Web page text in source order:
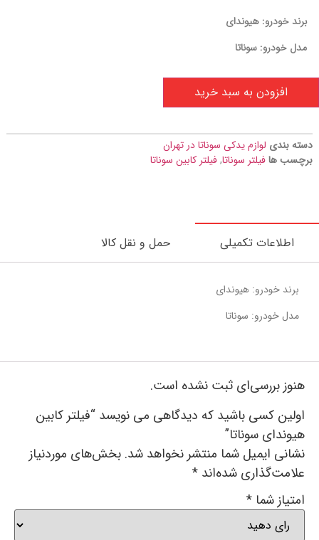
برند خودرو: هیوندای
مدل خودرو: سوناتا
افزودن به سبد خرید
دسته بندی لوازم یدکی سوناتا در تهران
برچسب هافیلتر سوناتا,فیلتر کابین سوناتا
اطلاعات تکمیلی حمل و نقل کالا
برند خودرو: هیوندای
مدل خودرو: سوناتا
هنوز بررسی‌ای ثبت نشده است.
اولین کسی باشید که دیدگاهی می نویسد “فیلتر کابین
هیوندای سوناتا”
نشانی ایمیل شما منتشر نخواهد شد. بخش‌های موردنیاز
علامت‌گذاری شده‌اند *
امتیاز شما *